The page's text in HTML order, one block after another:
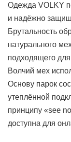
Одежда VOLKY
и надёжно
Брутальность
натурального
подходящего для
Волчий мех
Основу парок
утеплённой
принципу «see
доступна для